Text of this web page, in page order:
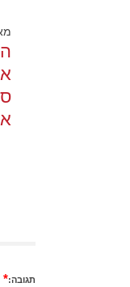
תגובה:*